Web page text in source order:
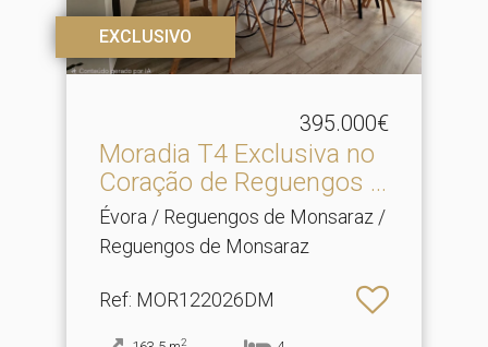
EXCLUSIVO
395.000€
Moradia T4 Exclusiva no
Coração de Reguengos .​..
Évora / Reguengos de Monsaraz /
Reguengos de Monsaraz
Ref: MOR122026DM
2